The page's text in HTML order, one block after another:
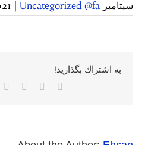
سپتامبر 9th, 2021 Uncategorized @fa
به اشتراك بگذاريد!
Facebook
Twitter
Reddit